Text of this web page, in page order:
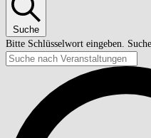
Suche
Bitte Schlüsselwort eingeben.